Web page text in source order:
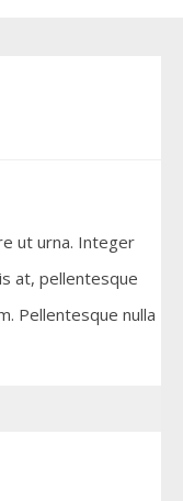
ut urna. Integer
at, pellentesque
Pellentesque nulla